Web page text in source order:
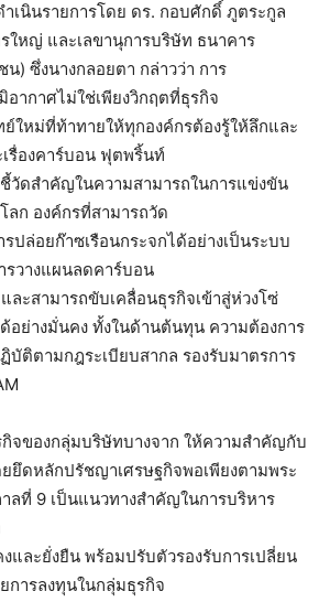
เนินรายการโดย ดร. กอบศักดิ์ ภูตระกูล
ใหญ่ และเลขานุการบริษัท ธนาคาร
น) ซึ่งนางกลอยตา กล่าวว่า การ
ากาศไม่ใช่เพียงวิกฤตที่ธุรกิจ
ใหม่ที่ท้าทายให้ทุกองค์กรต้องรู้ให้ลึกและ
เรื่องคาร์บอน ฟุตพริ้นท์
วัดสำคัญในความสามารถในการแข่งขัน
ลก องค์กรที่สามารถวัด
ปล่อยก๊าซเรือนกระจกได้อย่างเป็นระบบ
รวางแผนลดคาร์บอน
ละสามารถขับเคลื่อนธุรกิจเข้าสู่ห่วงโซ่
อย่างมั่นคง ทั้งในด้านต้นทุน ความต้องการ
บัติตามกฎระเบียบสากล รองรับมาตรการ
กิจของกลุ่มบริษัทบางจาก ให้ความสำคัญกับ
ยึดหลักปรัชญาเศรษฐกิจพอเพียงตามพระ
ลที่ 9 เป็นแนวทางสำคัญในการบริหาร
และยั่งยืน พร้อมปรับตัวรองรับการเปลี่ยน
การลงทุนในกลุ่มธุรกิจ